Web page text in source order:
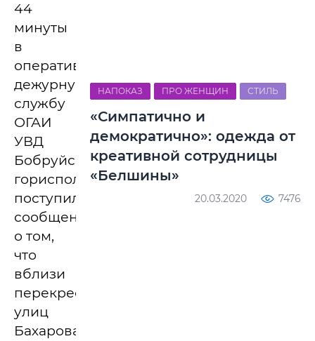
44
минуты
в
оперативно-
дежурную
службу
ОГАИ
УВД
Бобруйского
горисполкома
поступило
сообщение
о том,
что
вблизи
перекрестка
улиц
Бахарова
НАПОКАЗ ПРО ЖЕНЩИН СТИЛЬ
«Симпатично и
демократично»: одежда от
креативной сотрудницы
«Белшины»
20.03.2020 7476